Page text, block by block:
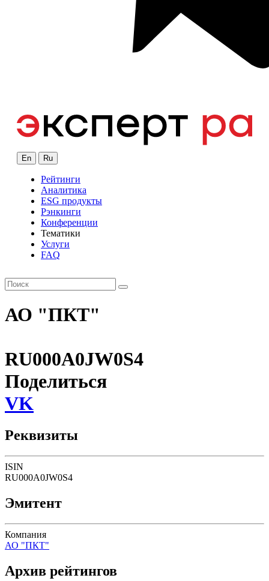
En Ru
Рейтинги
Аналитика
ESG продукты
Рэнкинги
Конференции
Тематики
Услуги
FAQ
АО "ПКТ"
RU000A0JW0S4
Поделиться
VK
Реквизиты
ISIN
RU000A0JW0S4
Эмитент
Компания
АО "ПКТ"
Архив рейтингов